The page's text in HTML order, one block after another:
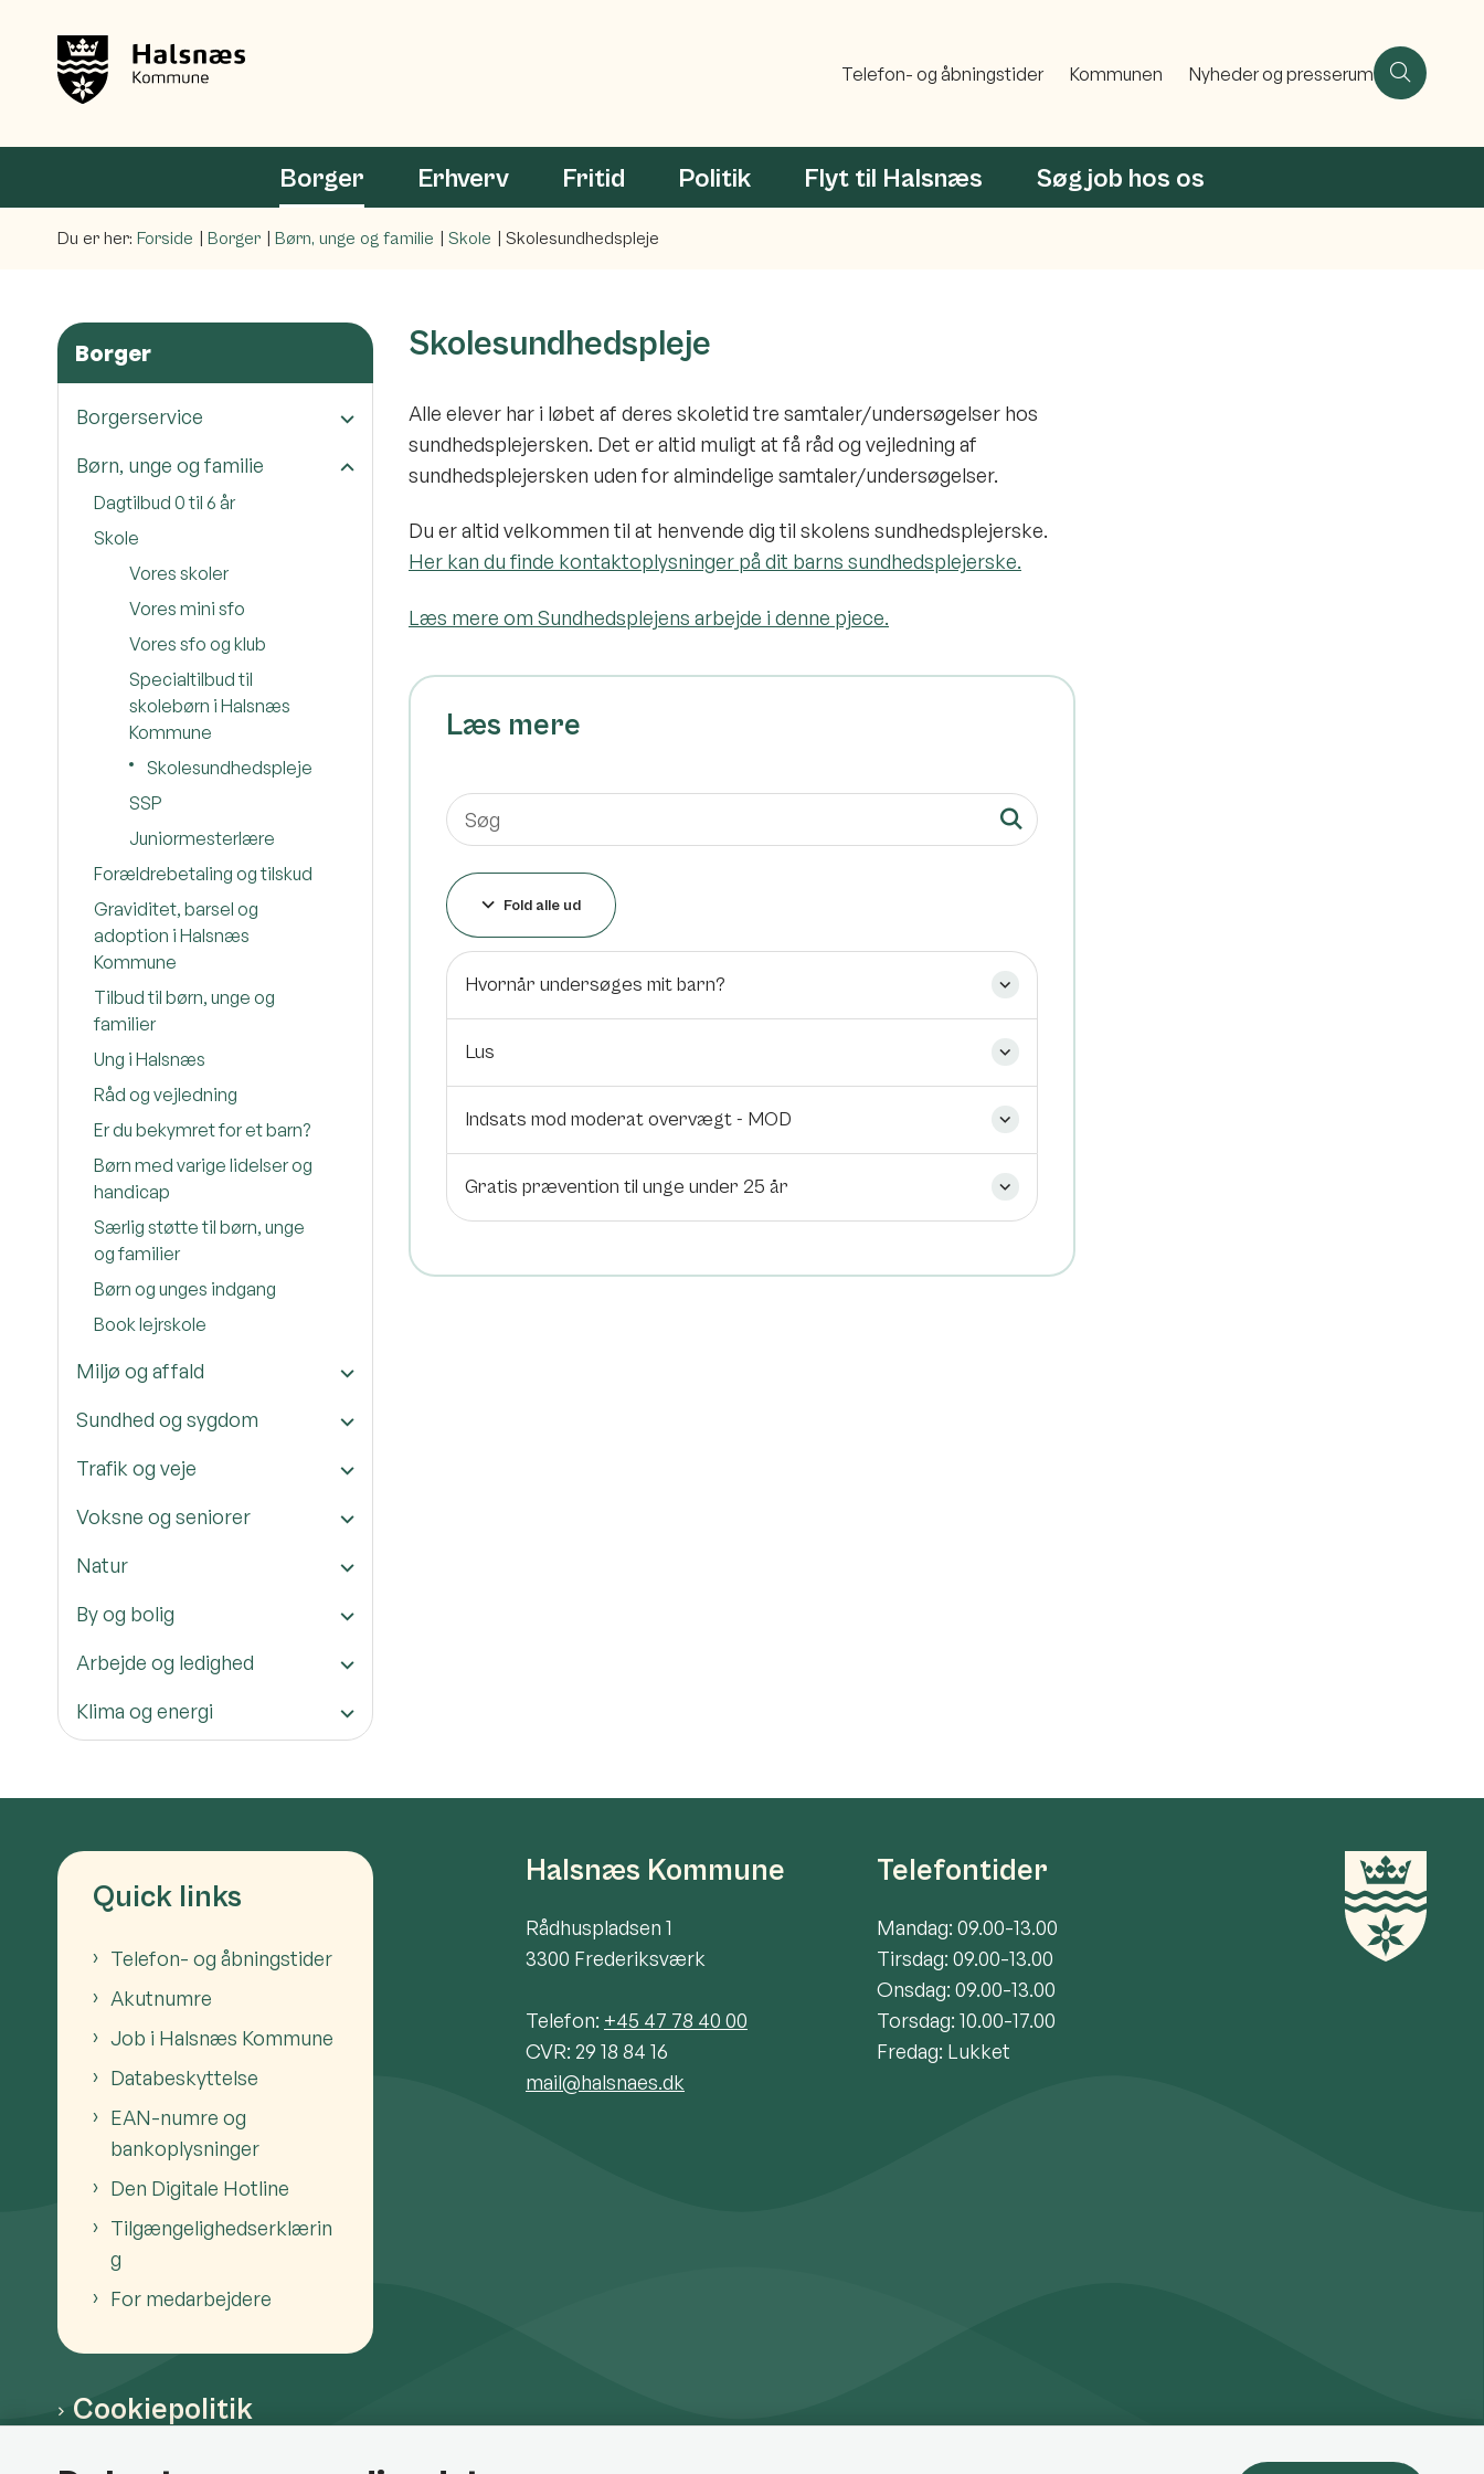
Telefon- og åbningstider Kommunen Nyheder og presserum
Borger Erhverv Fritid Politik Flyt til Halsnæs Søg job hos os
Du er her: Forside Borger Børn, unge og familie Skole Skolesundhedspleje
Borger
Borgerservice
Børn, unge og familie
Dagtilbud 0 til 6 år
Skole
Vores skoler
Vores mini sfo
Vores sfo og klub
Specialtilbud til
skolebørn i Halsnæs
Kommune
Skolesundhedspleje
SSP
Juniormesterlære
Forældrebetaling og tilskud
Graviditet, barsel og
adoption i Halsnæs
Kommune
Tilbud til børn, unge og
familier
Ung i Halsnæs
Råd og vejledning
Er du bekymret for et barn?
Børn med varige lidelser og
handicap
Særlig støtte til børn, unge
og familier
Børn og unges indgang
Book lejrskole
Miljø og affald
Sundhed og sygdom
Trafik og veje
Voksne og seniorer
Natur
By og bolig
Arbejde og ledighed
Klima og energi
Skolesundhedspleje
Alle elever har i løbet af deres skoletid tre samtaler/undersøgelser hos
sundhedsplejersken. Det er altid muligt at få råd og vejledning af
sundhedsplejersken uden for almindelige samtaler/undersøgelser.
Du er altid velkommen til at henvende dig til skolens sundhedsplejerske.
Her kan du finde kontaktoplysninger på dit barns sundhedsplejerske.
Læs mere om Sundhedsplejens arbejde i denne pjece.
Læs mere
Fold alle ud
Hvornår undersøges mit barn?
Lus
Indsats mod moderat overvægt - MOD
Gratis prævention til unge under 25 år
Quick links
Telefon- og åbningstider
Akutnumre
Job i Halsnæs Kommune
Databeskyttelse
EAN-numre og
bankoplysninger
Den Digitale Hotline
Tilgængelighedserklærin
g
For medarbejdere
Halsnæs Kommune
Rådhuspladsen 1
3300 Frederiksværk
Telefon: +45 47 78 40 00
CVR: 29 18 84 16
mail@halsnaes.dk
Telefontider
Mandag: 09.00-13.00
Tirsdag: 09.00-13.00
Onsdag: 09.00-13.00
Torsdag: 10.00-17.00
Fredag: Lukket
Cookiepolitik